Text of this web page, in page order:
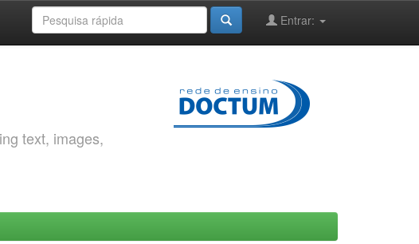
Entrar:
text, images,